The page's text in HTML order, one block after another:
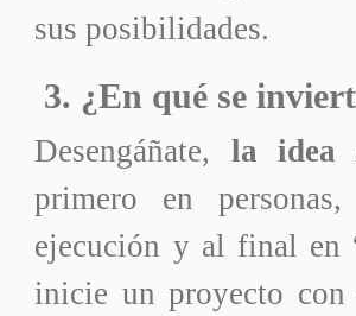
sus posibilidades.
3. ¿En qué se
Desengáñate, la idea
primero en
ejecución y al final en
inicie un proyecto